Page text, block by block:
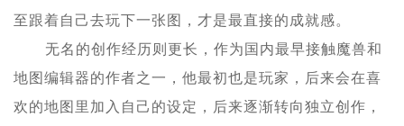
至跟着自己去玩下一张图，才是最直接的成就感。
无名的创作经历则更长，作为国内最早接触魔兽和
地图编辑器的作者之一，他最初也是玩家，后来会在喜
欢的地图里加入自己的设定，后来逐渐转向独立创作，